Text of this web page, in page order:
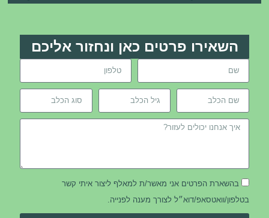
השאירו פרטים כאן ונחזור אליכם
בהשארת הפרטים אני מאשר/ת למאלף ליצור איתי קשר
בטלפון/וואטסאפ/דוא״ל לצורך מענה לפנייה.